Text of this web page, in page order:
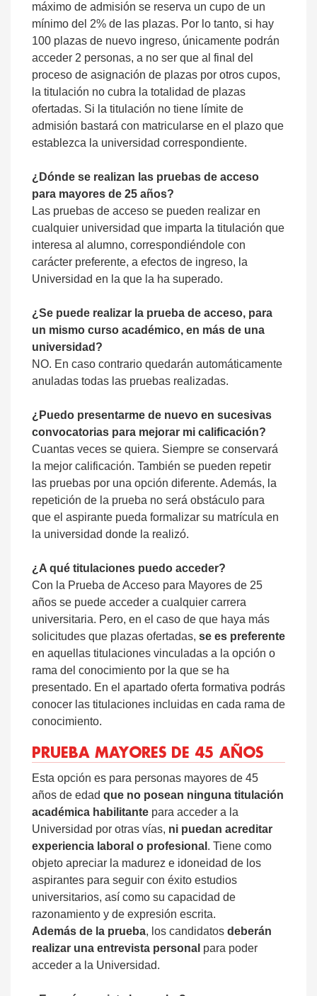
máximo de admisión se reserva un cupo de un
mínimo del 2% de las plazas. Por lo tanto, si hay
100 plazas de nuevo ingreso, únicamente podrán
acceder 2 personas, a no ser que al final del
proceso de asignación de plazas por otros cupos,
la titulación no cubra la totalidad de plazas
ofertadas. Si la titulación no tiene límite de
admisión bastará con matricularse en el plazo que
establezca la universidad correspondiente.
¿Dónde se realizan las pruebas de acceso
para mayores de 25 años?
Las pruebas de acceso se pueden realizar en
cualquier universidad que imparta la titulación que
interesa al alumno, correspondiéndole con
carácter preferente, a efectos de ingreso, la
Universidad en la que la ha superado.
¿Se puede realizar la prueba de acceso, para
un mismo curso académico, en más de una
universidad?
NO. En caso contrario quedarán automáticamente
anuladas todas las pruebas realizadas.
¿Puedo presentarme de nuevo en sucesivas
convocatorias para mejorar mi calificación?
Cuantas veces se quiera. Siempre se conservará
la mejor calificación. También se pueden repetir
las pruebas por una opción diferente. Además, la
repetición de la prueba no será obstáculo para
que el aspirante pueda formalizar su matrícula en
la universidad donde la realizó.
¿A qué titulaciones puedo acceder?
Con la Prueba de Acceso para Mayores de 25
años se puede acceder a cualquier carrera
universitaria. Pero, en el caso de que haya más
solicitudes que plazas ofertadas, se es preferente
en aquellas titulaciones vinculadas a la opción o
rama del conocimiento por la que se ha
presentado. En el apartado oferta formativa podrás
conocer las titulaciones incluidas en cada rama de
conocimiento.
PRUEBA MAYORES DE 45 AÑOS
Esta opción es para personas mayores de 45
años de edad que no posean ninguna titulación
académica habilitante para acceder a la
Universidad por otras vías, ni puedan acreditar
experiencia laboral o profesional . Tiene como
objeto apreciar la madurez e idoneidad de los
aspirantes para seguir con éxito estudios
universitarios, así como su capacidad de
razonamiento y de expresión escrita.
Además de la prueba, los candidatos deberán
realizar una entrevista personal para poder
acceder a la Universidad.